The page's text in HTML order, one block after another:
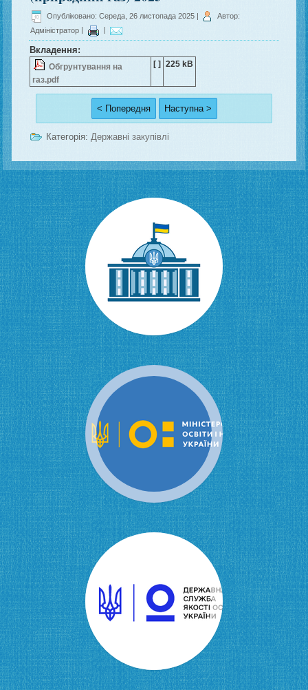
Опубліковано: Середа, 26 листопада 2025 |
Автор:
Адміністратор
Вкладення:
Обгрунтування на
газ.pdf
[ ] 225 kB
< Попередня Наступна >
Категорія: Державні закупівлі